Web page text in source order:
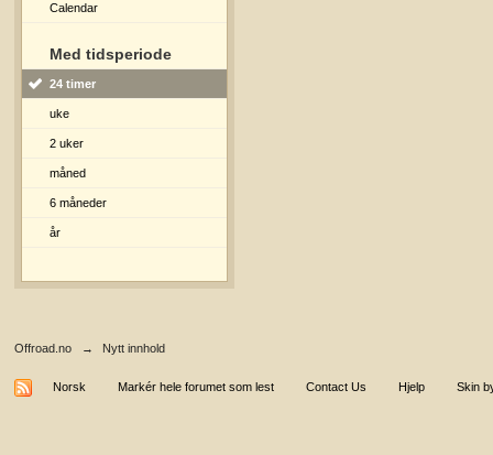
Calendar
Med tidsperiode
24 timer
uke
2 uker
måned
6 måneder
år
Offroad.no → Nytt innhold
Norsk Markér hele forumet som lest Contact Us Hjelp Skin